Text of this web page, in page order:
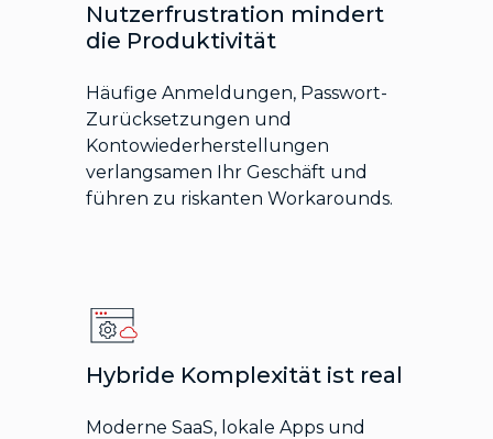
Nutzerfrustration mindert
die Produktivität
Häufige Anmeldungen, Passwort-
Zurücksetzungen und
Kontowiederherstellungen
verlangsamen Ihr Geschäft und
führen zu riskanten Workarounds.
Hybride Komplexität ist real
Moderne SaaS, lokale Apps und